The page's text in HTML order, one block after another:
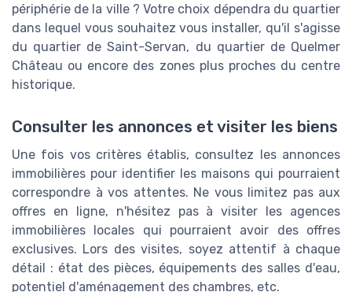
périphérie de la ville ? Votre choix dépendra du quartier
dans lequel vous souhaitez vous installer, qu'il s'agisse
du quartier de Saint-Servan, du quartier de Quelmer
Château ou encore des zones plus proches du centre
historique.
Consulter les annonces et visiter les biens
Une fois vos critères établis, consultez les annonces
immobilières pour identifier les maisons qui pourraient
correspondre à vos attentes. Ne vous limitez pas aux
offres en ligne, n'hésitez pas à visiter les agences
immobilières locales qui pourraient avoir des offres
exclusives. Lors des visites, soyez attentif à chaque
détail : état des pièces, équipements des salles d'eau,
potentiel d'aménagement des chambres, etc.